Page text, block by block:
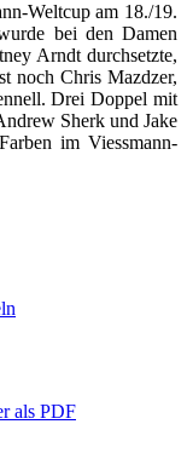
Weltcup am 18./19.
bei den Damen
Arndt durchsetzte,
noch Chris Mazdzer,
Drei Doppel mit
Sherk und Jake
im Viessmann-
als PDF